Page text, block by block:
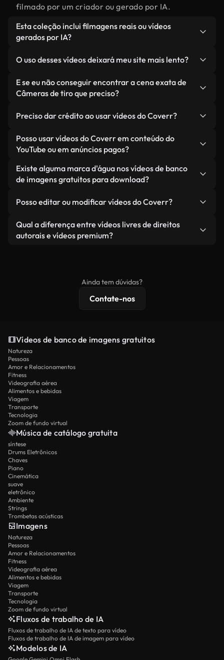
filmado por um criador ou gerado por IA.
Esta coleção inclui filmagens reais ou vídeos
gerados por IA?
por filmagens reais, feitas por humanos,
relacionadas a Câmeras de tiro, juntamente com
vídeos gerados por IA. Cada vídeo é claramente
identificado para que você sempre saiba o que
está usando.
O uso desses vídeos deixará meu site mais lento?
Não, se você selecionar nossas versões
otimizadas. Oferecemos formatos leves e prontos
— mantendo a alta qualidade, minimizando os
como LCP.
E se eu não conseguir encontrar a cena exata de
Câmeras de tiro que preciso?
Coverr AI Studio. Basta descrever a cena — como
"Câmeras de tiro ao pôr do sol" — e o Studio gerará
um vídeo personalizado para você em segundos,
alinhado com nossos padrões de licenciamento.
Preciso dar crédito ao usar vídeos do Coverr?
Não é necessário dar crédito. Todos os vídeos em
nossa biblioteca são livres de direitos autorais e
embora isso seja sempre bem-vindo.
Posso usar vídeos do Coverr em conteúdo do
YouTube ou em anúncios pagos?
Sim. Todas as imagens de arquivo da Coverr
podem ser usadas em vídeos monetizados do
de clientes — desde que você não esteja
como um produto independente.
Existe alguma marca d'água nos vídeos de banco
de imagens gratuitos para download?
reais ou gerados por IA — inclui marcas d'água.
Você recebe imagens limpas e prontas para usar.
Posso editar ou modificar vídeos do Coverr?
Sim. Você pode cortar, recortar ou remixar nossos
vídeos livremente. Apenas certifique-se de que o
Qual a diferença entre vídeos livres de direitos
autorais e vídeos premium?
licenciamento estendidas.
Ainda tem dúvidas?
Contate-nos
Vídeos de banco de imagens gratuitos
Natureza
Pessoas
Amor e Relacionamentos
Fitness
Videografia aérea
Alimentos e bebidas
Viagem
Transporte
Tecnologia
Zoom de fundo virtual
Música de catálogo gratuita
síntese
Drums Eletrônicos
Chaves
Piano
Cinemática
suave
eletrônico
Ambiente
Strings
Trombetas acústicas
Imagens
Natureza
Pessoas
Amor e Relacionamentos
Fitness
Videografia aérea
Alimentos e bebidas
Viagem
Transporte
Tecnologia
Zoom de fundo virtual
Fluxos de trabalho de IA
Fluxos de trabalho de IA de texto para vídeo
Fluxos de trabalho de IA de imagem para vídeo
Modelos de IA